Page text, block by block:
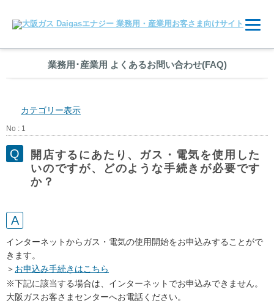
業務用 ･産業用 よくあるお問い合わせ(FAQ)
カテゴリー表示
No : 1
開店するにあたり、ガス・電気を使用した
いのですが、どのような手続きが必要です
か？
インターネットからガス・電気の使用開始をお申込みすることがで
きます。
＞ お申込み手続きはこちら
※下記に該当する場合は、インターネットでお申込みできません。
大阪ガスお客さまセンターへお電話ください。